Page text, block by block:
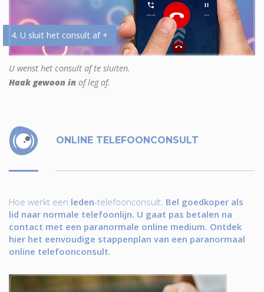
4. U sluit het consult af +
U wenst het consult af te sluiten.
Haak gewoon in of leg af.
ONLINE TELEFOONCONSULT
Hoe werkt een leden-telefoonconsult. Bel goedkoper als
lid naar normale telefoonlijn. U gaat pas betalen na
contact met een paranormale online medium. Ontdek
hier het eenvoudige stappenplan van een paranormaal
online telefoonconsult.